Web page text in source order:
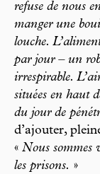
refuse de nous
manger une
louche.
par jour – un
irrespirable.
situées en haut
du jour de
d’ajouter,
« Nous sommes
les prisons. »